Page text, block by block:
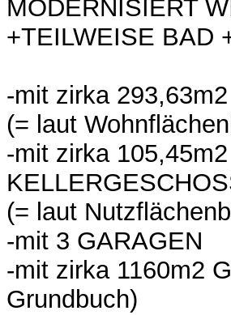
MODERNISIERT
+TEILWEISE BAD
-mit zirka
(= laut
-mit zirka
(= laut
-mit 3 GARAGEN
-mit zirka 1160m2
Grundbuch)